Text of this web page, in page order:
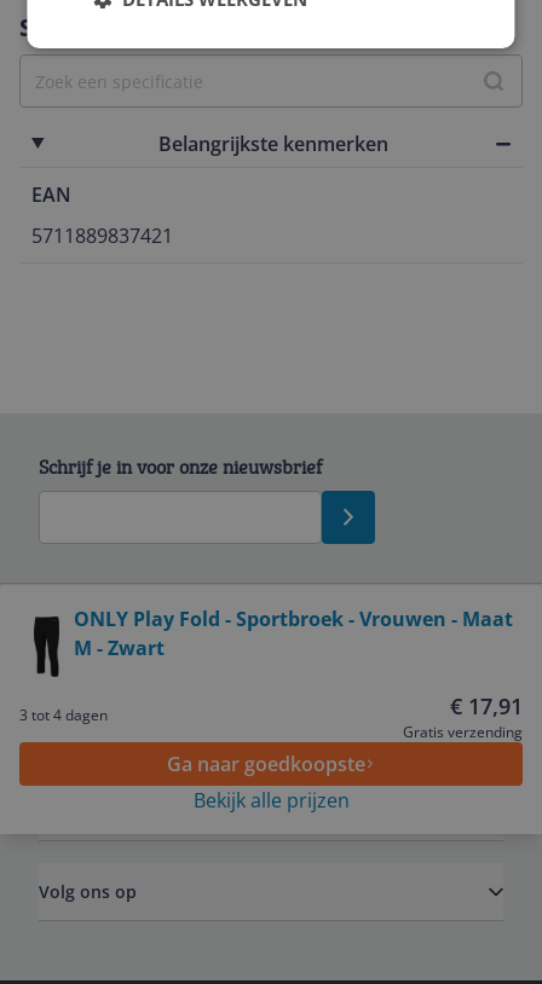
Specificaties
Belangrijkste kenmerken
EAN
5711889837421
Vraag 1 van 4
ONLY Play Fold - Sportbroek - Vrouwen - Maat
M - Zwart
3 tot 4 dagen € 17,91
Gratis verzending
Ga naar goedkoopste
Bekijk alle prijzen
Schrijf je in voor onze nieuwsbrief
Service
Algemeen
Volg ons op